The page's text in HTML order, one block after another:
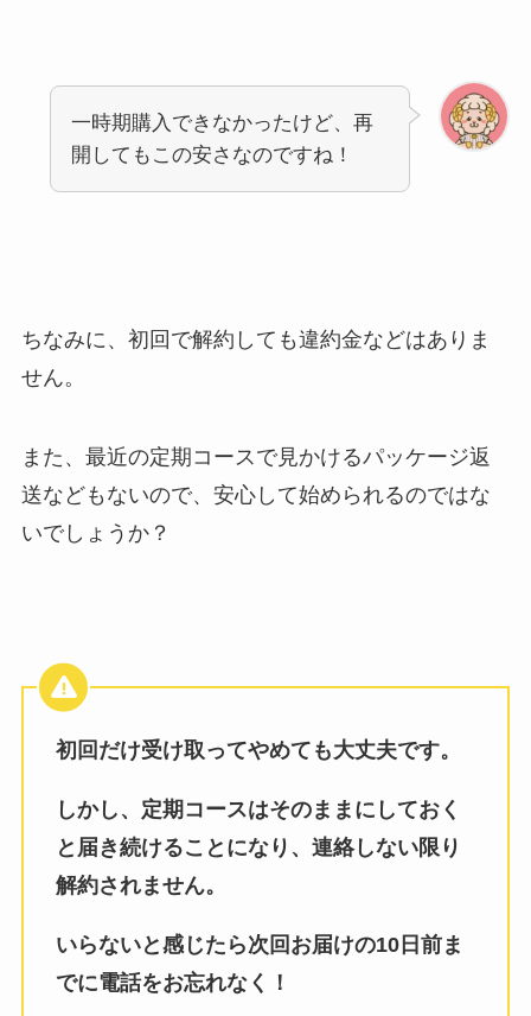
一時期購入できなかったけど、再
開してもこの安さなのですね！
ちなみに、初回で解約しても違約金などはありま
せん。
また、最近の定期コースで見かけるパッケージ返
送などもないので、安心して始められるのではな
いでしょうか？
初回だけ受け取ってやめても大丈夫です。
しかし、定期コースはそのままにしておく
と届き続けることになり、連絡しない限り
解約されません。
いらないと感じたら次回お届けの10日前ま
でに電話をお忘れなく！